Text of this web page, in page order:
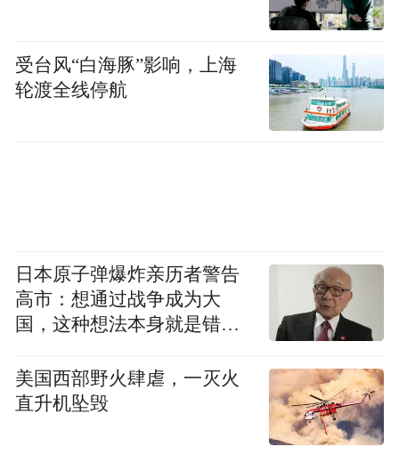
受台风“白海豚”影响，上海
轮渡全线停航
日本原子弹爆炸亲历者警告
高市：想通过战争成为大
国，这种想法本身就是错误
美国西部野火肆虐，一灭火
直升机坠毁